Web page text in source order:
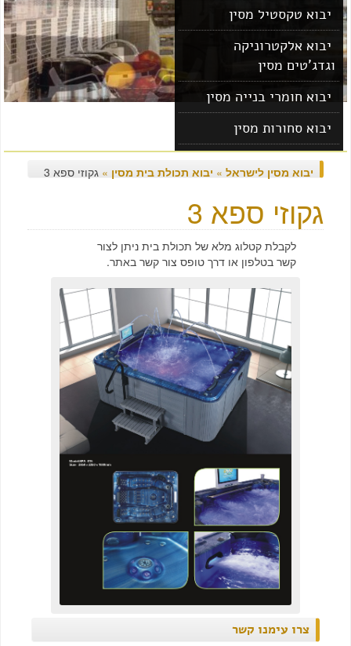
יבוא טקסטיל מסין
יבוא אלקטרוניקה
וגדג'טים מסין
יבוא חומרי בנייה מסין
יבוא סחורות מסין
יבוא מוצרים מסין
יבוא מסין לישראל»יבוא תכולת בית מסין»גקוזי ספא 3
גקוזי ספא 3
לקבלת קטלוג מלא של תכולת בית ניתן לצור
קשר בטלפון או דרך טופס צור קשר באתר.
צרו עימנו קשר